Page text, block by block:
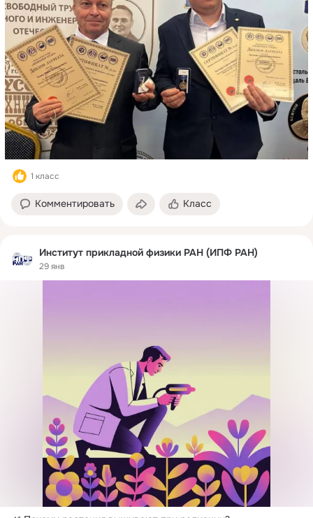
1 класс
Комментировать Класс
Институт прикладной физики РАН (ИПФ РАН)
29 янв